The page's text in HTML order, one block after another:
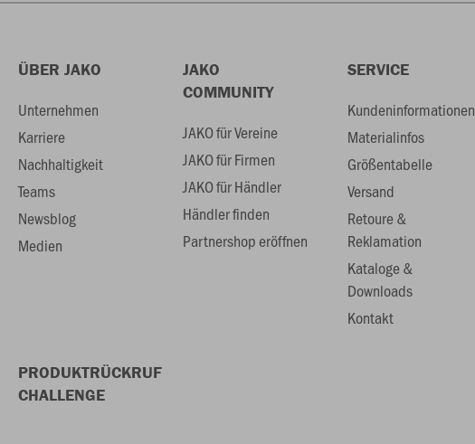
ÜBER JAKO
Unternehmen
Karriere
Nachhaltigkeit
Teams
Newsblog
Medien
JAKO
COMMUNITY
JAKO für Vereine
JAKO für Firmen
JAKO für Händler
Händler finden
Partnershop eröffnen
SERVICE
Kundeninformationen
Materialinfos
Größentabelle
Versand
Retoure &
Reklamation
Kataloge &
Downloads
Kontakt
PRODUKTRÜCKRUF
CHALLENGE